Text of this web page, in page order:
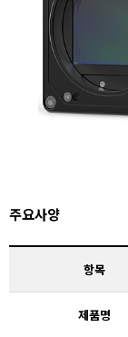
주요사양
항목
제품명